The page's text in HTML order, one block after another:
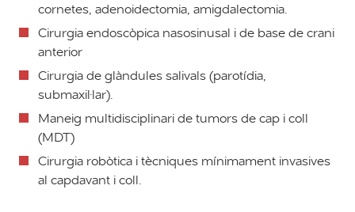
cornetes, adenoidectomia, amigdalectomia.
Cirurgia endoscòpica nasosinusal i de base de crani
anterior
Cirurgia de glàndules salivals (parotídia,
submaxil·lar).
Maneig multidisciplinari de tumors de cap i coll
(MDT)
Cirurgia robòtica i tècniques mínimament invasives
al capdavant i coll.